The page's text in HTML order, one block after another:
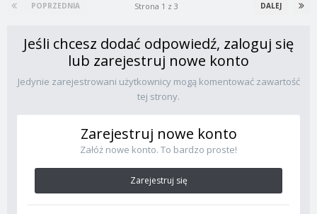
POPRZEDNIA DALEJ
Strona 1 z 3
Jeśli chcesz dodać odpowiedź, zaloguj się
lub zarejestruj nowe konto
Jedynie zarejestrowani użytkownicy mogą komentować zawartość
tej strony.
Zarejestruj nowe konto
Załóż nowe konto. To bardzo proste!
Zarejestruj się